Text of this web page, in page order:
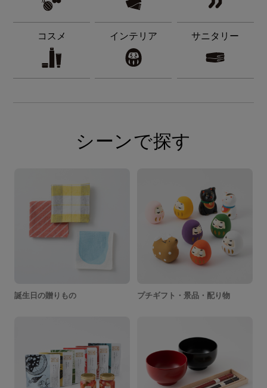
コスメ インテリア サニタリー
シーンで探す
誕生日の贈りもの プチギフト・景品・配り物